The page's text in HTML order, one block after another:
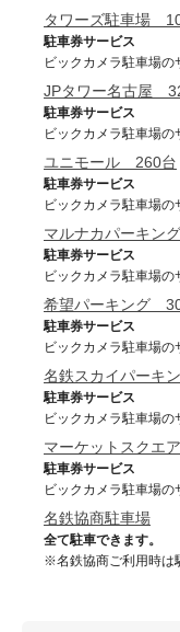
タワーズ駐車場
駐車券サービス
ビックカメラ駐車場の
JPタワー名古屋
駐車券サービス
ビックカメラ駐車場の
ユニモール 260台
駐車券サービス
ビックカメラ駐車場の
マルナカパーキン
駐車券サービス
ビックカメラ駐車場の
希望パーキング
駐車券サービス
ビックカメラ駐車場の
名鉄スカイパーキ
駐車券サービス
ビックカメラ駐車場の
マーケットスクエ
駐車券サービス
ビックカメラ駐車場の
名鉄協商駐車場
全て駐車できます。
※名鉄協商ご利用時は